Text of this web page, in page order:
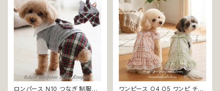
ロンパース N10 つなぎ 制服風
ワンピース O4 O5 ワンピ チェ